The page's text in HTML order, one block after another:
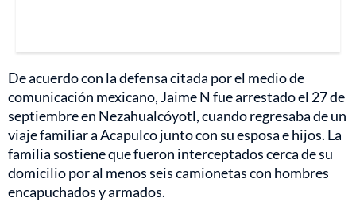
De acuerdo con la defensa citada por el medio de
comunicación mexicano, Jaime N fue arrestado el 27 de
septiembre en Nezahualcóyotl, cuando regresaba de un
viaje familiar a Acapulco junto con su esposa e hijos. La
familia sostiene que fueron interceptados cerca de su
domicilio por al menos seis camionetas con hombres
encapuchados y armados.